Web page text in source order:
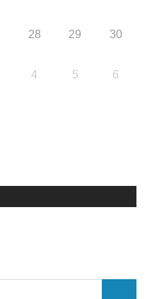
28 29 30
4 5 6